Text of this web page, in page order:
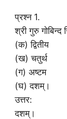
प्रश्न 1.
श्री गुरु
(क) द्वितीय
(ख) चतुर्थ
(ग) अष्टम
(घ) दशम्।
उत्तर:
दशम्।